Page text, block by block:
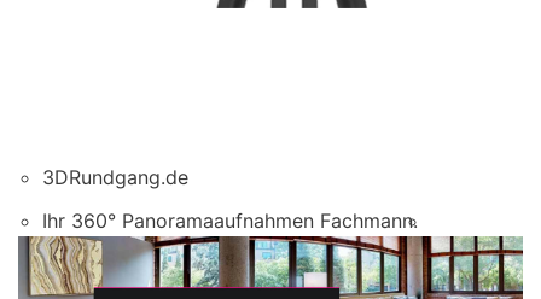
3DRundgang.de
Ihr 360° Panoramaaufnahmen Fachmann.